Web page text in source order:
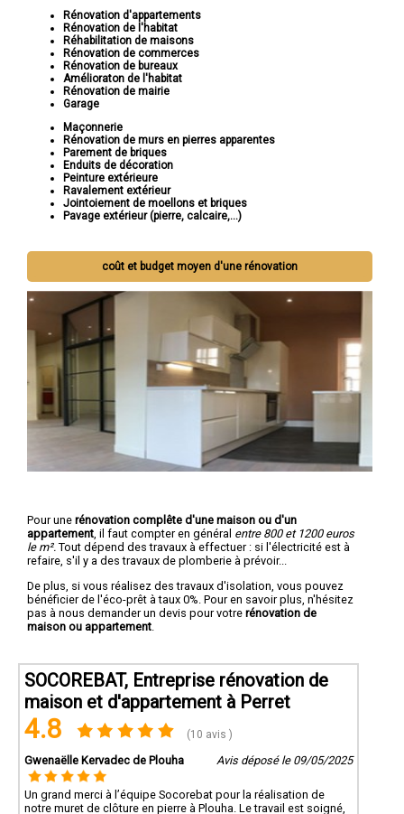
Rénovation d'appartements
Rénovation de l'habitat
Réhabilitation de maisons
Rénovation de commerces
Rénovation de bureaux
Amélioraton de l'habitat
Rénovation de mairie
Garage
Maçonnerie
Rénovation de murs en pierres apparentes
Parement de briques
Enduits de décoration
Peinture extérieure
Ravalement extérieur
Jointoiement de moellons et briques
Pavage extérieur (pierre, calcaire,...)
coût et budget moyen d'une rénovation
Pour une rénovation complête d'une maison ou d'un
appartement , il faut compter en général entre 800 et 1200 euros
le m². Tout dépend des travaux à effectuer : si l'électricité est à
refaire, s'il y a des travaux de plomberie à prévoir...
De plus, si vous réalisez des travaux d'isolation, vous pouvez
bénéficier de l'éco-prêt à taux 0%. Pour en savoir plus, n'hésitez
pas à nous demander un devis pour votre rénovation de
maison ou appartement
SOCOREBAT, Entreprise rénovation de
maison et d'appartement à Perret
4.8 (10 avis )
Gwenaëlle Kervadec de Plouha Avis déposé le 09/05/2025
Un grand merci à l’équipe Socorebat pour la réalisation de
notre muret de clôture en pierre à Plouha. Le travail est soigné,